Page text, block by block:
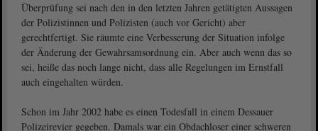
Überprüfung sei nach den in den letzten Jahren getätigten Aussagen
der Polizistinnen und Polizisten (auch vor Gericht) aber
gerechtfertigt. Sie räumte eine Verbesserung der Situation infolge
der Änderung der Gewahrsamsordnung ein. Aber auch wenn das so
sei, heiße das noch lange nicht, dass alle Regelungen im Ernstfall
auch eingehalten würden.
Schon im Jahr 2002 habe es einen Todesfall in einem Dessauer
Polizeirevier gegeben. Damals war ein Obdachloser einer schweren